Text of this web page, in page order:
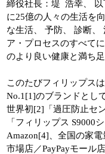
締役社長：堤 浩幸、
に25億の人々の生活を
な生活、 予防、 診断、
ア・プロセスのすべて
のより良い健康と満ち
このたびフィリップス
No.1[1]のブランドとし
世界初[2]「過圧防止セ
「フィリップス S9000
Amazon[4]、全国の家
市場店／PayPayモール